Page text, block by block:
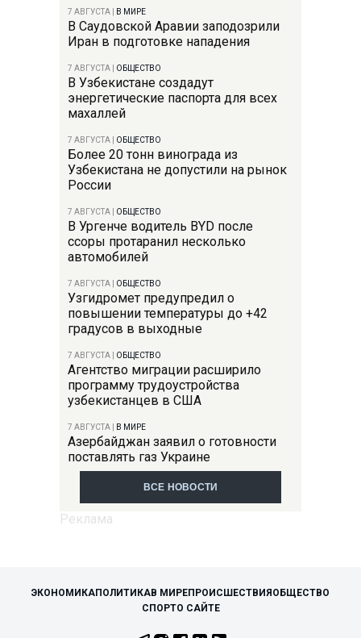
7 АВГУСТА В МИРЕ
В Саудовской Аравии заподозрили
Иран в подготовке нападения
7 АВГУСТА ОБЩЕСТВО
В Узбекистане создадут
энергетические паспорта для всех
махаллей
7 АВГУСТА ОБЩЕСТВО
Более 20 тонн винограда из
Узбекистана не допустили на рынок
России
7 АВГУСТА ОБЩЕСТВО
В Ургенче водитель BYD после
ссоры протаранил несколько
автомобилей
7 АВГУСТА ОБЩЕСТВО
Узгидромет предупредил о
повышении температуры до +42
градусов в выходные
7 АВГУСТА ОБЩЕСТВО
Агентство миграции расширило
программу трудоустройства
узбекистанцев в США
7 АВГУСТА В МИРЕ
Азербайджан заявил о готовности
поставлять газ Украине
ВСЕ НОВОСТИ
ЭКОНОМИКАПОЛИТИКАВ МИРЕПРОИСШЕСТВИЯОБЩЕСТВО
СПОРТО САЙТЕ